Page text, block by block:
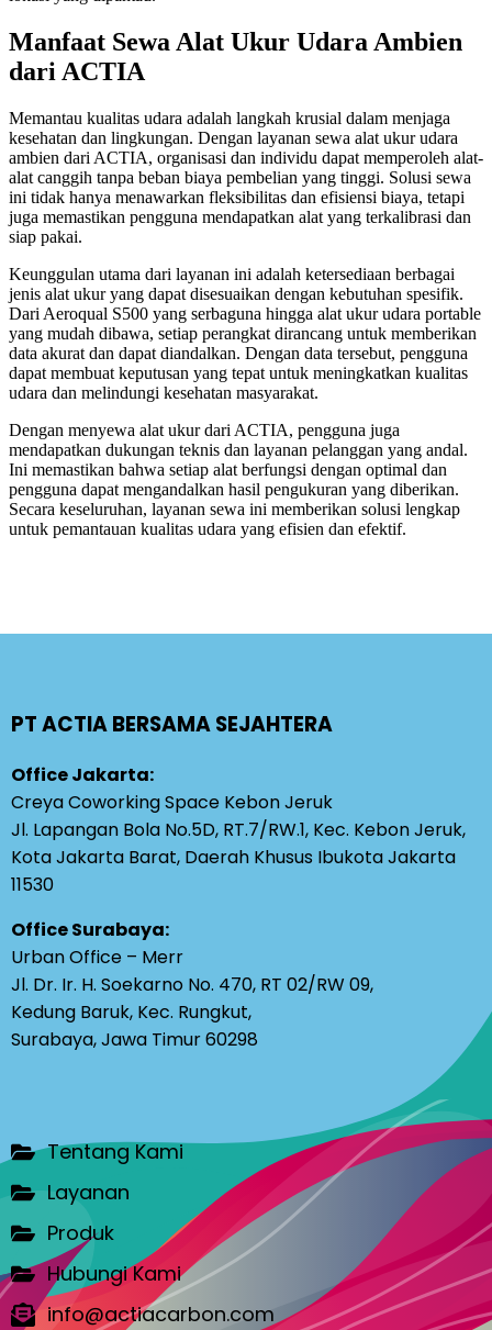
Manfaat Sewa Alat Ukur Udara Ambien
dari ACTIA
Memantau kualitas udara adalah langkah krusial dalam menjaga
kesehatan dan lingkungan. Dengan layanan sewa alat ukur udara
ambien dari ACTIA, organisasi dan individu dapat memperoleh alat-
alat canggih tanpa beban biaya pembelian yang tinggi. Solusi sewa
ini tidak hanya menawarkan fleksibilitas dan efisiensi biaya, tetapi
juga memastikan pengguna mendapatkan alat yang terkalibrasi dan
siap pakai.
Keunggulan utama dari layanan ini adalah ketersediaan berbagai
jenis alat ukur yang dapat disesuaikan dengan kebutuhan spesifik.
Dari Aeroqual S500 yang serbaguna hingga alat ukur udara portable
yang mudah dibawa, setiap perangkat dirancang untuk memberikan
data akurat dan dapat diandalkan. Dengan data tersebut, pengguna
dapat membuat keputusan yang tepat untuk meningkatkan kualitas
udara dan melindungi kesehatan masyarakat.
Dengan menyewa alat ukur dari ACTIA, pengguna juga
mendapatkan dukungan teknis dan layanan pelanggan yang andal.
Ini memastikan bahwa setiap alat berfungsi dengan optimal dan
pengguna dapat mengandalkan hasil pengukuran yang diberikan.
Secara keseluruhan, layanan sewa ini memberikan solusi lengkap
untuk pemantauan kualitas udara yang efisien dan efektif.
PT ACTIA BERSAMA SEJAHTERA
Office Jakarta:
Creya Coworking Space Kebon Jeruk
Jl. Lapangan Bola No.5D, RT.7/RW.1, Kec. Kebon Jeruk,
Kota Jakarta Barat, Daerah Khusus Ibukota Jakarta
11530
Office Surabaya:
Urban Office – Merr
Jl. Dr. Ir. H. Soekarno No. 470, RT 02/RW 09,
Kedung Baruk, Kec. Rungkut,
Surabaya, Jawa Timur 60298
Tentang Kami
Layanan
Produk
Hubungi Kami
info@actiacarbon.com